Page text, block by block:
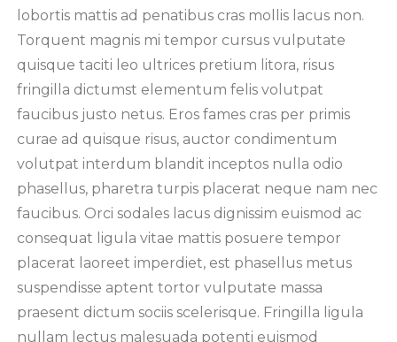
lobortis mattis ad penatibus cras mollis lacus non.
Torquent magnis mi tempor cursus vulputate
quisque taciti leo ultrices pretium litora, risus
fringilla dictumst elementum felis volutpat
faucibus justo netus. Eros fames cras per primis
curae ad quisque risus, auctor condimentum
volutpat interdum blandit inceptos nulla odio
phasellus, pharetra turpis placerat neque nam nec
faucibus. Orci sodales lacus dignissim euismod ac
consequat ligula vitae mattis posuere tempor
placerat laoreet imperdiet, est phasellus metus
suspendisse aptent tortor vulputate massa
praesent dictum sociis scelerisque. Fringilla ligula
nullam lectus malesuada potenti euismod